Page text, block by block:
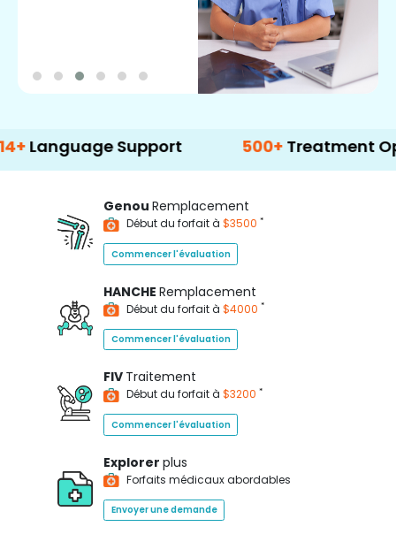
Support 500+ Treatment Options
Genou Remplacement
Début du forfait à $3500 *
Commencer l'évaluation
HANCHE Remplacement
Début du forfait à $4000 *
Commencer l'évaluation
FIV Traitement
Début du forfait à $3200 *
Commencer l'évaluation
Explorer plus
Forfaits médicaux abordables
Envoyer une demande